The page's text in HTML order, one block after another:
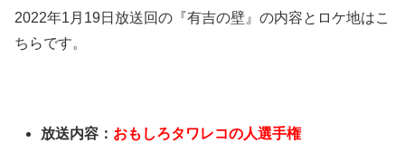
2022年1月19日放送回の『有吉の壁』の内容とロケ地はこ
ちらです。
放送内容： おもしろタワレコの人選手権